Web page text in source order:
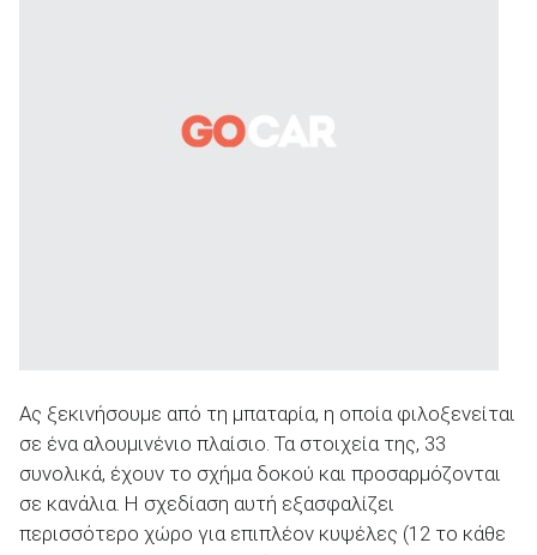
Ας ξεκινήσουμε από τη μπαταρία, η οποία φιλοξενείται
σε ένα αλουμινένιο πλαίσιο. Τα στοιχεία της, 33
συνολικά, έχουν το σχήμα δοκού και προσαρμόζονται
σε κανάλια. Η σχεδίαση αυτή εξασφαλίζει
περισσότερο χώρο για επιπλέον κυψέλες (12 το κάθε